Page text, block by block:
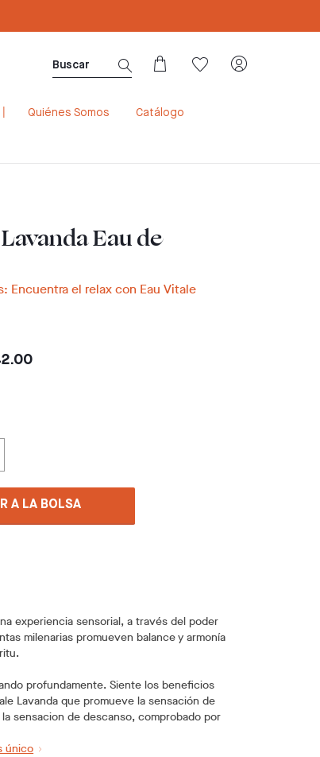
Quiénes Somos Catálogo
Eau de
Encuentra el relax con Eau Vitale
A LA BOLSA
experiencia sensorial, a través del poder
milenarias promueven balance y armonía
profundamente. Siente los beneficios
Lavanda que promueve la sensación de
sensacion de descanso, comprobado por
único